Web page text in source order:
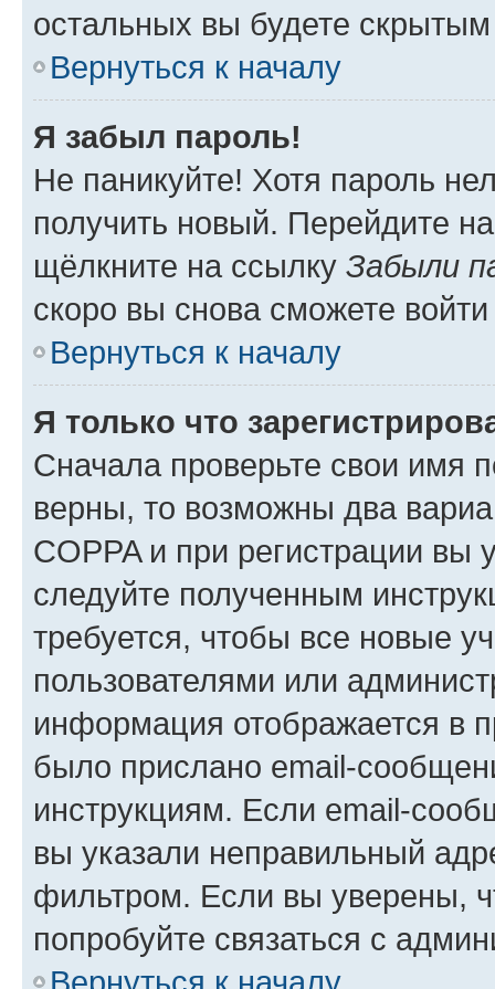
остальных вы будете
Вернуться к началу
Я забыл пароль!
Не паникуйте! Хотя пароль
получить новый. Перейдите
щёлкните на ссылку Забыли
скоро вы снова сможете
Вернуться к началу
Я только что
Сначала проверьте свои имя
верны, то возможны два
COPPA и при регистрации вы
следуйте полученным
требуется, чтобы все новые
пользователями или
информация отображается в
было прислано email-
инструкциям. Если email-
вы указали неправильный
фильтром. Если вы уверены,
попробуйте связаться с
Вернуться к началу